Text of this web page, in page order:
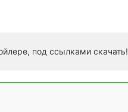
под ссылками скачать!